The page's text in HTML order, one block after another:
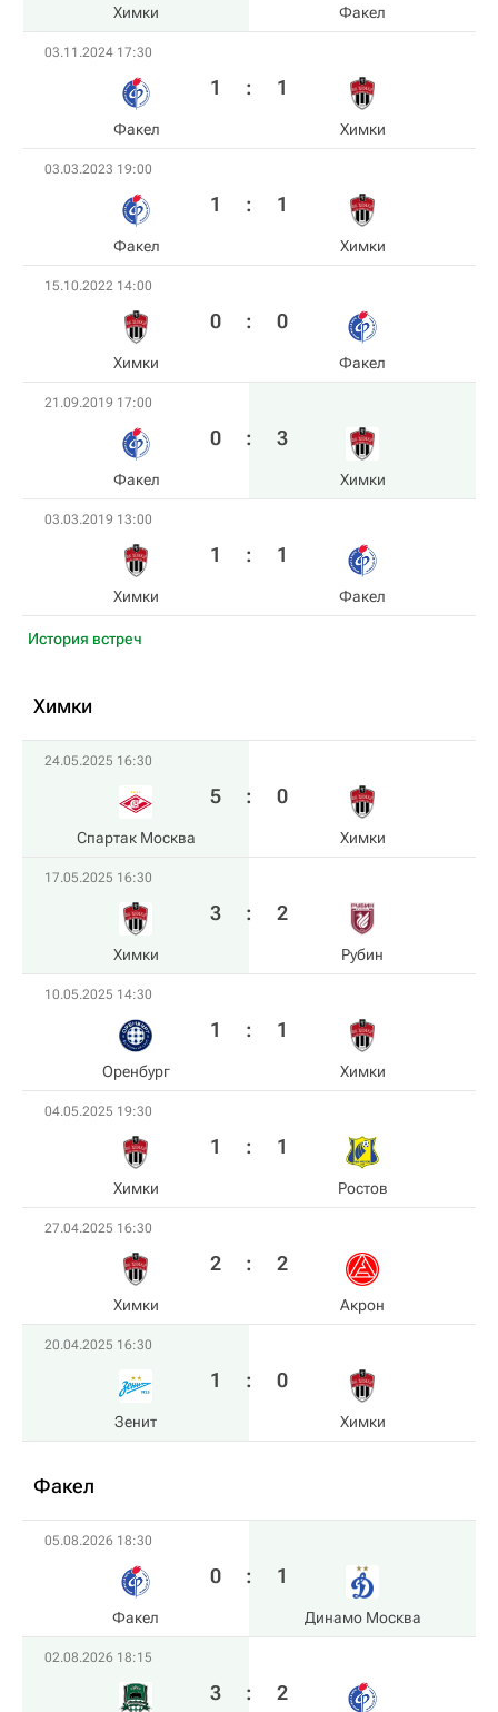
Химки Факел
03.11.2024 17:30
Факел
1 : 1
Химки
03.03.2023 19:00
Факел
1 : 1
Химки
15.10.2022 14:00
Химки
0 : 0
Факел
21.09.2019 17:00
Факел
0 : 3
Химки
03.03.2019 13:00
Химки
1 : 1
Факел
История встреч
Химки
24.05.2025 16:30
Спартак Москва
5 : 0
Химки
17.05.2025 16:30
Химки
3 : 2
Рубин
10.05.2025 14:30
Оренбург
1 : 1
Химки
04.05.2025 19:30
Химки
1 : 1
Ростов
27.04.2025 16:30
Химки
2 : 2
Акрон
20.04.2025 16:30
Зенит
1 : 0
Химки
Факел
05.08.2026 18:30
Факел
0 : 1
Динамо Москва
02.08.2026 18:15
3 : 2